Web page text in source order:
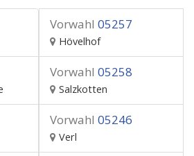
Vorwahl 05257
Hövelhof
Vorwahl 05258
Salzkotten
Vorwahl 05246
Verl